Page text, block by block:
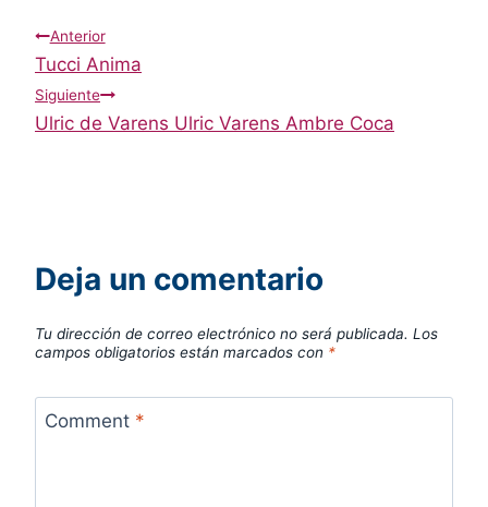
Navegación
de
entradas
Anterior
Tucci Anima
Siguiente
Ulric de Varens Ulric Varens Ambre Coca
Deja un comentario
Tu dirección de correo electrónico no será publicada. Los
campos obligatorios están marcados con *
Comment *